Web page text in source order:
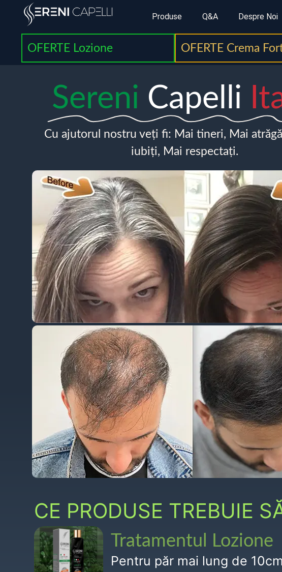
Produse Q&A Despre Noi
OFERTE Lozione OFERTE Crema
Sereni Capelli
Cu ajutorul nostru veți fi: Mai tineri, Mai
iubiți, Mai respectați.
CE PRODUSE TREBUIE
Tratamentul Lozione
Pentru păr mai lung de